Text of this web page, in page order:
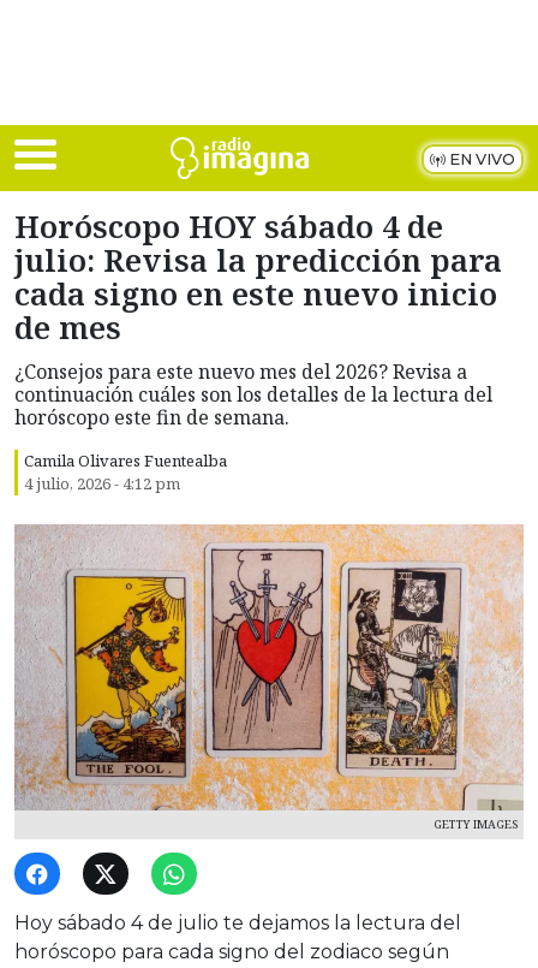
EN VIVO
Horóscopo HOY sábado 4 de
julio: Revisa la predicción para
cada signo en este nuevo inicio
de mes
¿Consejos para este nuevo mes del 2026? Revisa a
continuación cuáles son los detalles de la lectura del
horóscopo este fin de semana.
Camila Olivares Fuentealba
4 julio, 2026 - 4:12 pm
GETTY IMAGES
Hoy sábado 4 de julio te dejamos la lectura del
horóscopo para cada signo del zodiaco según